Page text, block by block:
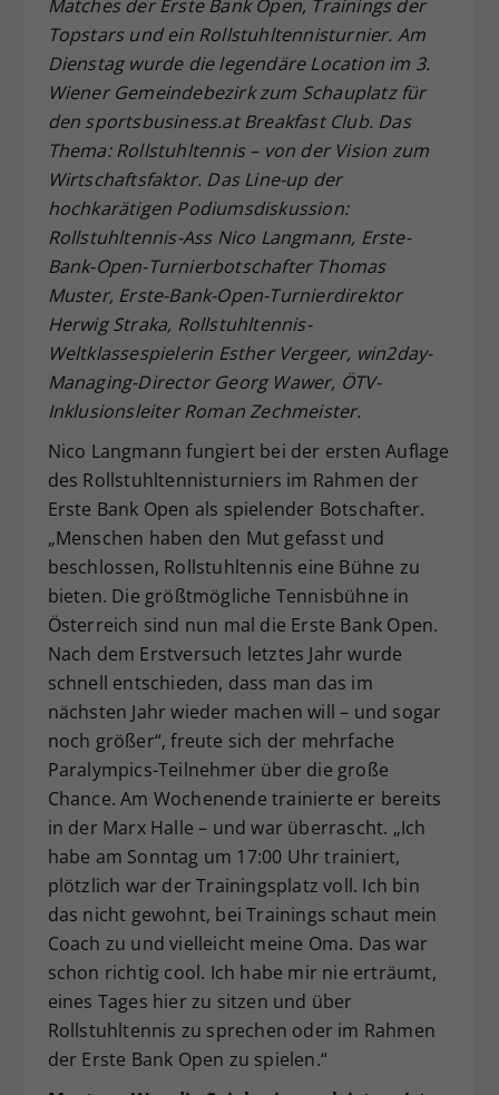
Matches der Erste Bank Open, Trainings der
Topstars und ein Rollstuhltennisturnier. Am
Dienstag wurde die legendäre Location im 3.
Wiener Gemeindebezirk zum Schauplatz für
den sportsbusiness.at Breakfast Club. Das
Thema: Rollstuhltennis – von der Vision zum
Wirtschaftsfaktor. Das Line-up der
hochkarätigen Podiumsdiskussion:
Rollstuhltennis-Ass Nico Langmann, Erste-
Bank-Open-Turnierbotschafter Thomas
Muster, Erste-Bank-Open-Turnierdirektor
Herwig Straka, Rollstuhltennis-
Weltklassespielerin Esther Vergeer, win2day-
Managing-Director Georg Wawer, ÖTV-
Inklusionsleiter Roman Zechmeister.
Nico Langmann fungiert bei der ersten Auflage
des Rollstuhltennisturniers im Rahmen der
Erste Bank Open als spielender Botschafter.
„Menschen haben den Mut gefasst und
beschlossen, Rollstuhltennis eine Bühne zu
bieten. Die größtmögliche Tennisbühne in
Österreich sind nun mal die Erste Bank Open.
Nach dem Erstversuch letztes Jahr wurde
schnell entschieden, dass man das im
nächsten Jahr wieder machen will – und sogar
noch größer“, freute sich der mehrfache
Paralympics-Teilnehmer über die große
Chance. Am Wochenende trainierte er bereits
in der Marx Halle – und war überrascht. „Ich
habe am Sonntag um 17:00 Uhr trainiert,
plötzlich war der Trainingsplatz voll. Ich bin
das nicht gewohnt, bei Trainings schaut mein
Coach zu und vielleicht meine Oma. Das war
schon richtig cool. Ich habe mir nie erträumt,
eines Tages hier zu sitzen und über
Rollstuhltennis zu sprechen oder im Rahmen
der Erste Bank Open zu spielen.“
Zweck
Dieser Wert speichert Ihre Consent-
zufällig generierte ID, für die
historische Speicherung Ihrer
vorgenommen Einstellungen, falls der
Webseiten-Betreiber dies eingestellt
hat.